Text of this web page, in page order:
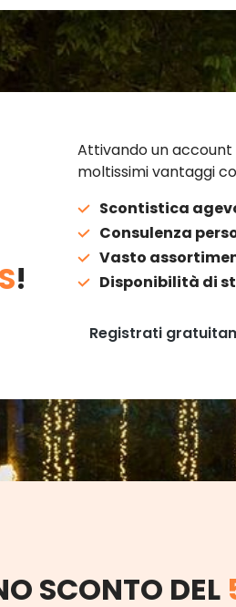
!
Attivando un account
moltissimi vantaggi
Scontistica
Consulenza
Vasto
Disponibilità di
Registrati
SCONTO DEL